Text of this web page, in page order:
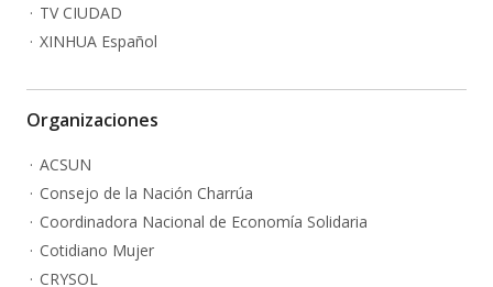
TV CIUDAD
XINHUA Español
Organizaciones
ACSUN
Consejo de la Nación Charrúa
Coordinadora Nacional de Economía Solidaria
Cotidiano Mujer
CRYSOL